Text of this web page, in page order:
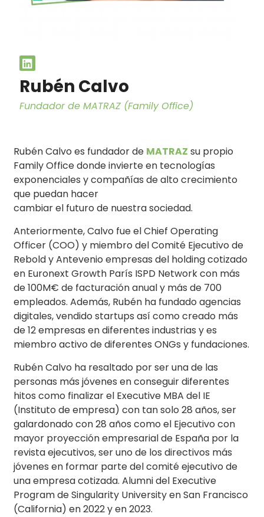
Rubén Calvo
Fundador de MATRAZ (Family Office)
Rubén Calvo es fundador de MATRAZ su propio
Family Office donde invierte en tecnologías
exponenciales y compañías de alto crecimiento
que puedan hacer
cambiar el futuro de nuestra sociedad.
Anteriormente, Calvo fue el Chief Operating
Officer (COO) y miembro del Comité Ejecutivo de
Rebold y Antevenio empresas del holding cotizado
en Euronext Growth París ISPD Network con más
de 100M€ de facturación anual y más de 700
empleados. Además, Rubén ha fundado agencias
digitales, vendido startups así como creado más
de 12 empresas en diferentes industrias y es
miembro activo de diferentes ONGs y fundaciones.
Rubén Calvo ha resaltado por ser una de las
personas más jóvenes en conseguir diferentes
hitos como finalizar el Executive MBA del IE
(Instituto de empresa) con tan solo 28 años, ser
galardonado con 28 años como el Ejecutivo con
mayor proyección empresarial de España por la
revista ejecutivos, ser uno de los directivos más
jóvenes en formar parte del comité ejecutivo de
una empresa cotizada. Alumni del Executive
Program de Singularity University en San Francisco
(California) en 2022 y en 2023.